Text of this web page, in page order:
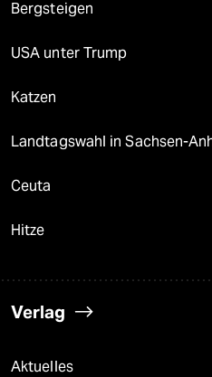
Bergsteigen
USA unter Trump
Katzen
Landtagswahl in Sachsen-
Ceuta
Hitze
Verlag
Aktuelles